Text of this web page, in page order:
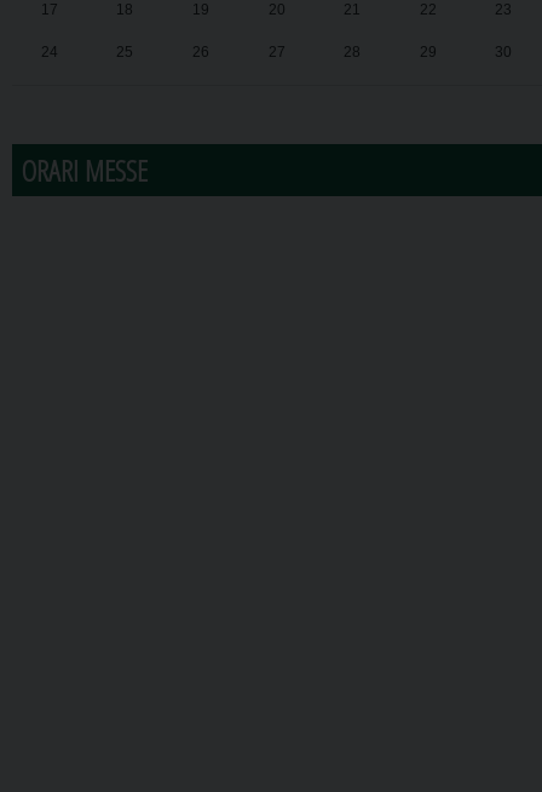
17 18 19 20 21 22 23
24 25 26 27 28 29 30
ORARI MESSE